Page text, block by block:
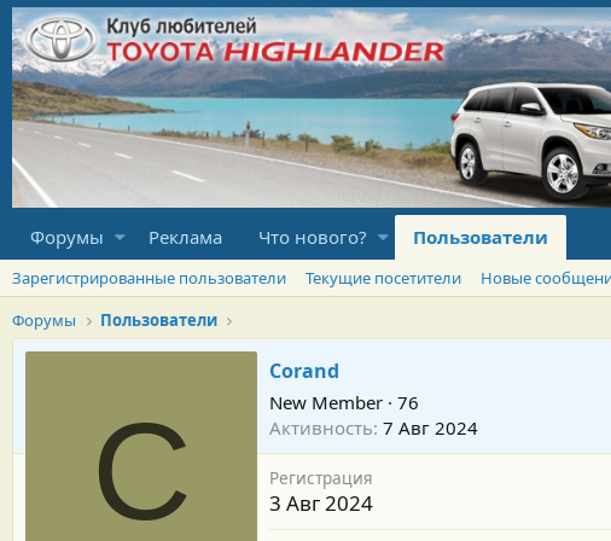
Форумы Реклама Что нового? Пользователи
Зарегистрированные пользователи Текущие посетители Новые
Форумы
Пользователи
C
Corand
New Member · 76
Активность 7 Авг 2024
Регистрация
3 Авг 2024